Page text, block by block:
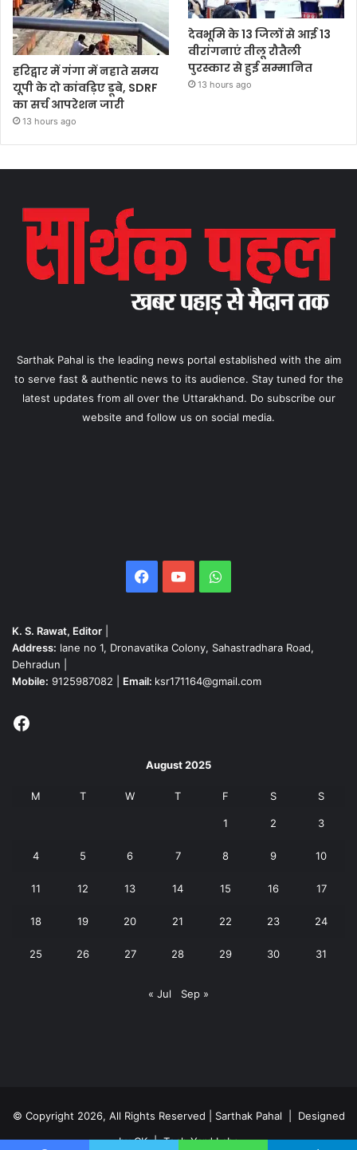
हरिद्वार में गंगा में नहाते समय
यूपी के दो कांवड़िए डूबे, SDRF
का सर्च आपरेशन जारी
13 hours ago
देवभूमि के 13 जिलों से आई 13
वीरांगनाएं तीलू रौतैली
पुरस्कार से हुई सम्मानित
13 hours ago
Sarthak Pahal is the leading news portal established with the aim
to serve fast & authentic news to its audience. Stay tuned for the
latest updates from all over the Uttarakhand. Do subscribe our
website and follow us on social media.
Facebook
YouTubeWhatsApp
K. S. Rawat, Editor
Address: lane no 1, Dronavatika Colony, Sahastradhara Road,
Dehradun |
Mobile: 9125987082 | Email: ksr171164@gmail.com
Facebook
August 2025
M T W T F S S
1 2 3
4 5 6 7 8 9 10
11 12 13 14 15 16 17
18 19 20 21 22 23 24
25 26 27 28 29 30 31
« Jul Sep »
© Copyright 2026, All Rights Reserved | Sarthak Pahal | Designed
by CK|Tech Yard Labs